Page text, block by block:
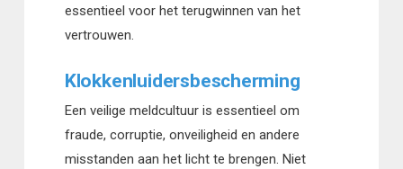
essentieel voor het terugwinnen van het
vertrouwen.
Klokkenluidersbescherming
Een veilige meldcultuur is essentieel om
fraude, corruptie, onveiligheid en andere
misstanden aan het licht te brengen. Niet